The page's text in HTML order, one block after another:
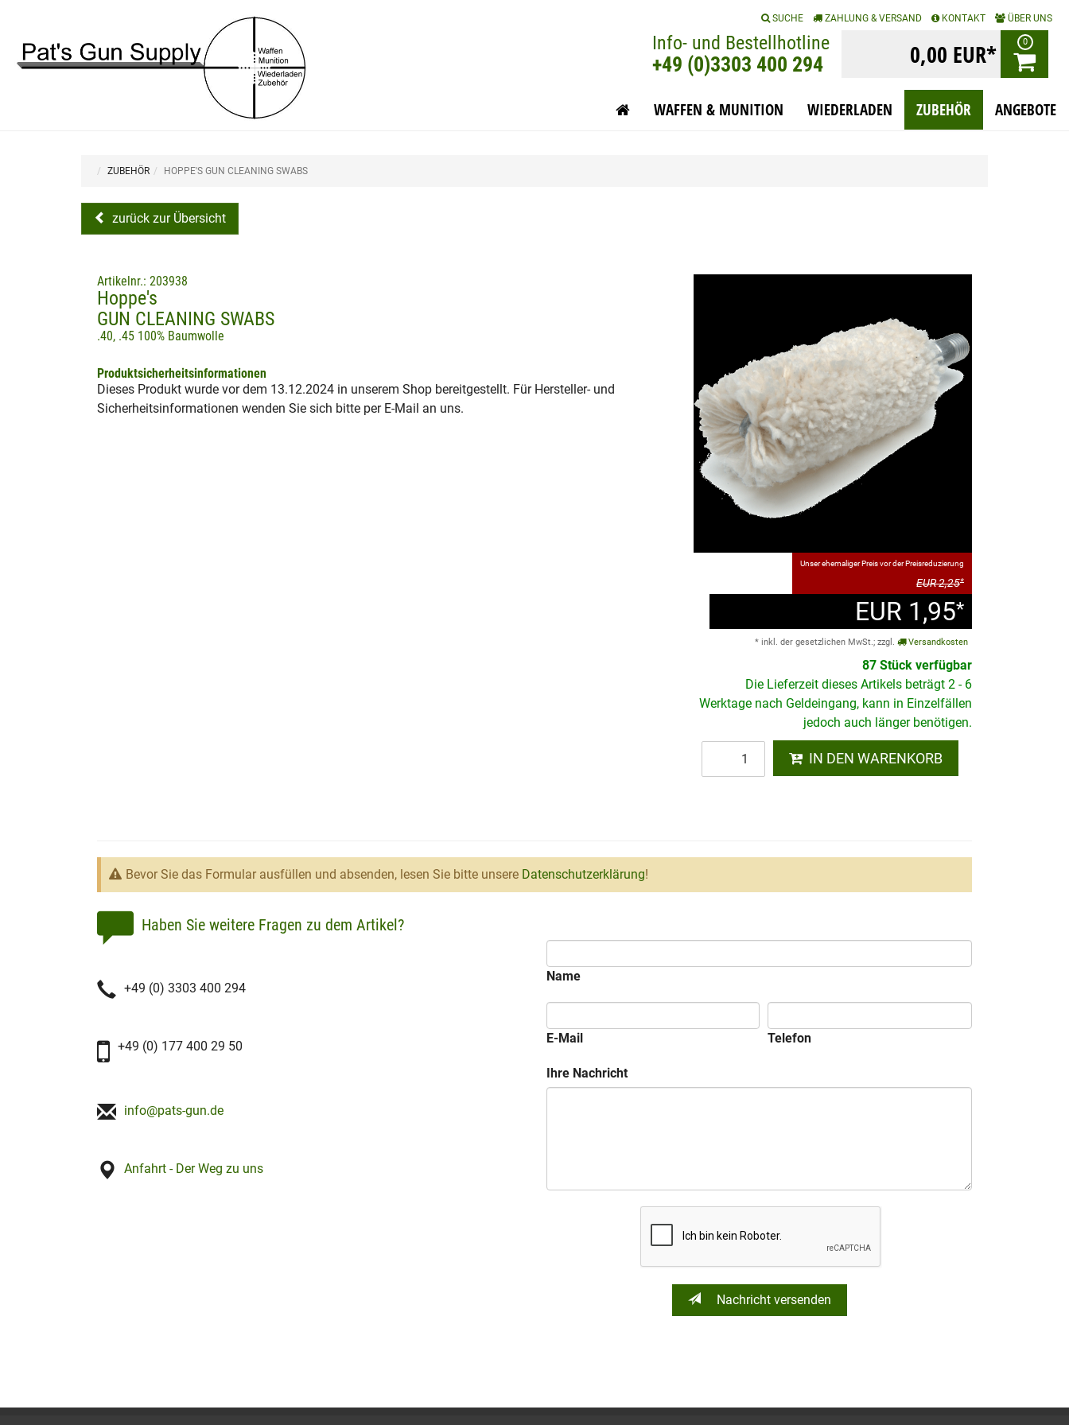
SUCHE ZAHLUNG & VERSAND KONTAKT ÜBER UNS
Info- und Bestellhotline
+49 (0)3303 400 294 0,00 EUR* 0
WAFFEN & MUNITION WIEDERLADEN ZUBEHÖR ANGEBOTE
ZUBEHÖR HOPPE'S GUN CLEANING SWABS
zurück zur Übersicht
Unser ehemaliger Preis vor der Preisreduzierung
EUR 2,25*
EUR 1,95*
* inkl. der gesetzlichen MwSt.; zzgl. Versandkosten
87 Stück verfügbar
Die Lieferzeit dieses Artikels beträgt 2 - 6
Werktage nach Geldeingang, kann in Einzelfällen
jedoch auch länger benötigen.
IN DEN WARENKORB
Artikelnr.: 203938
Hoppe's
GUN CLEANING SWABS
.40, .45 100% Baumwolle
Produktsicherheitsinformationen
Dieses Produkt wurde vor dem 13.12.2024 in unserem Shop bereitgestellt. Für Hersteller- und
Sicherheitsinformationen wenden Sie sich bitte per E-Mail an uns.
Bevor Sie das Formular ausfüllen und absenden, lesen Sie bitte unsere Datenschutzerklärung!
Haben Sie weitere Fragen zu dem Artikel?
+49 (0) 3303 400 294
+49 (0) 177 400 29 50
info@pats-gun.de
Anfahrt - Der Weg zu uns
Name
E-Mail Telefon
Ihre Nachricht
Nachricht versenden